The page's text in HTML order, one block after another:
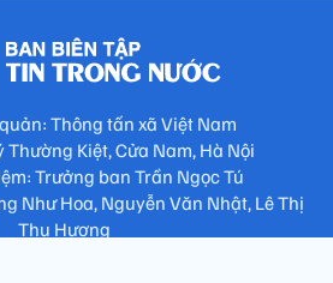
Thông tấn xã Việt Nam
Thường Kiệt, Cửa Nam, Hà Nội
Trưởng ban Trần Ngọc Tú
Như Hoa, Nguyễn Văn Nhật, Lê Thị
Thu Hương